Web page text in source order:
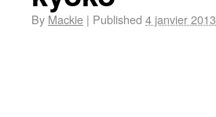
By Mackie | Published 4 janvier 2013